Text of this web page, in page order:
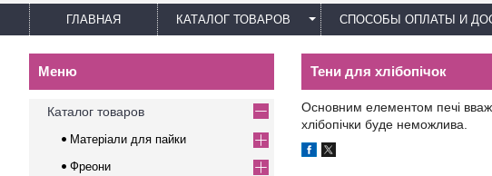
ГЛАВНАЯ КАТАЛОГ ТОВАРОВ СПОСОБЫ ОПЛАТЫ И
Тени для хлібопічок
Основним елементом печі
хлібопічки буде неможлива.
Каталог товаров
Матеріали для пайки
Фреони